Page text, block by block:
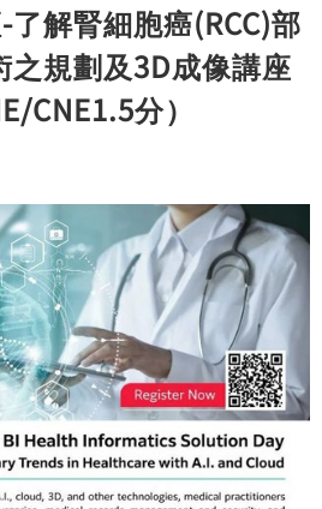
解腎細胞癌(RCC)部
之規劃及3D成像講座
CNE1.5分）